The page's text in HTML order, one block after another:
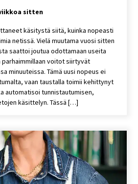
sitten
käsitystä siitä, kuinka nopeasti
netissä. Vielä muutama vuosi sitten
saattoi joutua odottamaan useita
voitot siirtyvät
minuuteissa. Tämä uusi nopeus ei
vaan taustalla toimii kehittynyt
automatisoi tunnistautumisen,
käsittelyn. Tässä […]